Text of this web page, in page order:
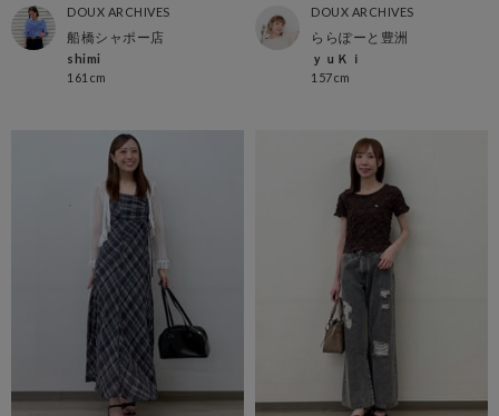
DOUX ARCHIVES
船橋シャポー店
shimi
161cm
DOUX ARCHIVES
ららぽーと豊洲
ｙｕＫｉ
157cm